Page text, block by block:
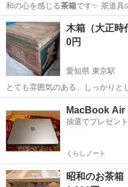
和の心を感じる茶箱です✨ 茶道具
青森 青森市 青森駅 収
木箱（大正時
0円
愛知県 東京駅
とても雰囲気のある、しっかりと
した。 野菜やおもちゃなど、色
ます。 できるだけ早くとりにきてくれる方を優先させていただきま
す。 よろしくおねがいします。
MacBook
抽選でプレゼン
くらしノート
昭和のお茶箱